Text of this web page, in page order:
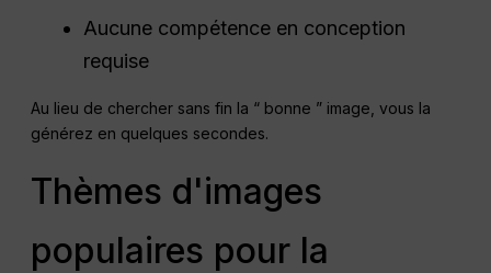
Aucune compétence en conception
requise
Au lieu de chercher sans fin la “ bonne ” image, vous la
générez en quelques secondes.
Thèmes d'images
populaires pour la